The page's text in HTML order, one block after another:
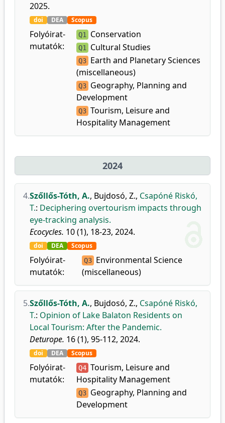
2025.
doi DEA Scopus
Folyóirat-
mutatók:
Q1 Conservation
Q1 Cultural Studies
Q3 Earth and Planetary Sciences
(miscellaneous)
Q3 Geography, Planning and
Development
Q3 Tourism, Leisure and
Hospitality Management
2024
4.Szőllős-Tóth, A., Bujdosó, Z., Csapóné Riskó,
T.: Deciphering overtourism impacts through
eye-tracking analysis.
Ecocycles. 10 (1), 18-23, 2024.
doi DEA Scopus
Folyóirat-
mutatók:
Q3 Environmental Science
(miscellaneous)
5.Szőllős-Tóth, A., Bujdosó, Z., Csapóné Riskó,
T.: Opinion of Lake Balaton Residents on
Local Tourism: After the Pandemic.
Deturope. 16 (1), 95-112, 2024.
doi DEA Scopus
Folyóirat-
mutatók:
Q4 Tourism, Leisure and
Hospitality Management
Q3 Geography, Planning and
Development